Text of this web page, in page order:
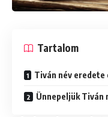
Tartalom
Tiván név eredete
Ünnepeljük Tiván